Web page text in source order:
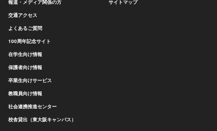
報道・メディア関係の方
交通アクセス
よくあるご質問
100周年記念サイト
在学生向け情報
保護者向け情報
卒業生向けサービス
教職員向け情報
社会連携推進センター
校舎貸出（東大阪キャンパス）
サイトマップ